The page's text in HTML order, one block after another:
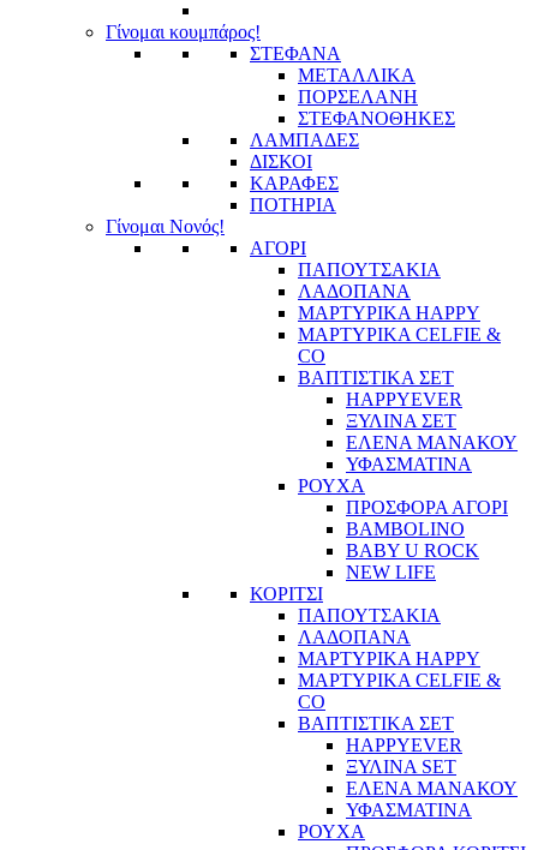
Γίνομαι κουμπάρος!
ΣΤΕΦΑΝΑ
ΜΕΤΑΛΛΙΚΑ
ΠΟΡΣΕΛΑΝΗ
ΣΤΕΦΑΝΟΘΗΚΕΣ
ΛΑΜΠΑΔΕΣ
ΔΙΣΚΟΙ
ΚΑΡΑΦΕΣ
ΠΟΤΗΡΙΑ
Γίνομαι Νονός!
ΑΓΟΡΙ
ΠΑΠΟΥΤΣΑΚΙΑ
ΛΑΔΟΠΑΝΑ
ΜΑΡΤΥΡΙΚΑ HAPPY
ΜΑΡΤΥΡΙΚΑ CELFIE &
CO
ΒΑΠΤΙΣΤΙΚΑ ΣΕΤ
HAPPYEVER
ΞΥΛΙΝΑ ΣΕΤ
ΕΛΕΝΑ ΜΑΝΑΚΟΥ
ΥΦΑΣΜΑΤΙΝΑ
ΡΟΥΧΑ
ΠΡΟΣΦΟΡΑ ΑΓΟΡΙ
BAMBOLINO
BABY U ROCK
NEW LIFE
ΚΟΡΙΤΣΙ
ΠΑΠΟΥΤΣΑΚΙΑ
ΛΑΔΟΠΑΝΑ
ΜΑΡΤΥΡΙΚΑ HAPPY
ΜΑΡΤΥΡΙΚΑ CELFIE &
CO
ΒΑΠΤΙΣΤΙΚΑ ΣΕΤ
HAPPYEVER
ΞΥΛΙΝΑ SET
ΕΛΕΝΑ ΜΑΝΑΚΟΥ
ΥΦΑΣΜΑΤΙΝΑ
ΡΟΥΧΑ